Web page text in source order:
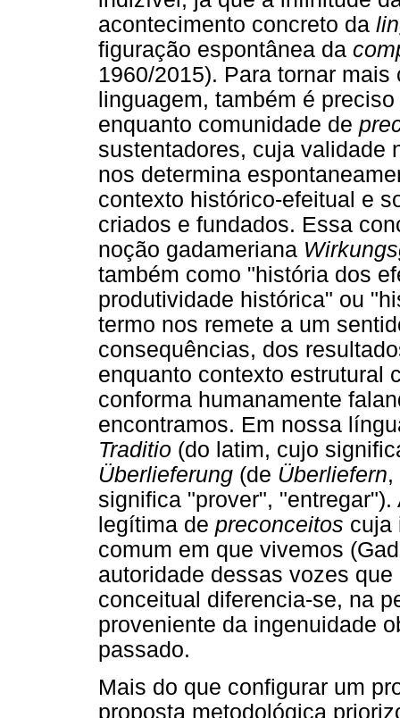
acontecimento concreto da
figuração espontânea da
1960/2015). Para tornar
linguagem, também é
enquanto comunidade de
sustentadores, cuja validade
nos determina
contexto histórico-efeitual e
criados e fundados. Essa
noção gadameriana
também como "história dos
produtividade histórica" ou
termo nos remete a um
consequências, dos
enquanto contexto estrutural
conforma humanamente
encontramos. Em nossa
Traditio (do latim, cujo
Überlieferung (de Überliefern,
significa "prover",
legítima de preconceitos cuja
comum em que vivemos
autoridade dessas vozes
conceitual diferencia-se, na
proveniente da ingenuidade
passado.
Mais do que configurar um
proposta metodológica